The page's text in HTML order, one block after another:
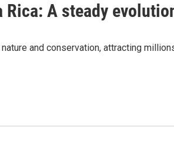
Rica: A steady
and conservation, attracting